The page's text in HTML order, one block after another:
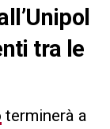
tra le
terminerà a